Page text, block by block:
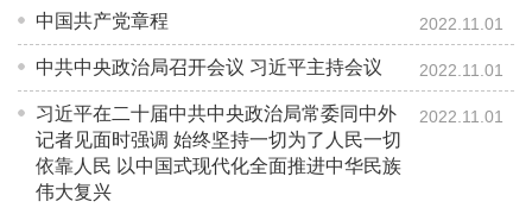
中国共产党章程 2022.11.01
中共中央政治局召开会议 习近平主持会议 2022.11.01
习近平在二十届中共中央政治局常委同中外
记者见面时强调 始终坚持一切为了人民一切
依靠人民 以中国式现代化全面推进中华民族
伟大复兴
2022.11.01